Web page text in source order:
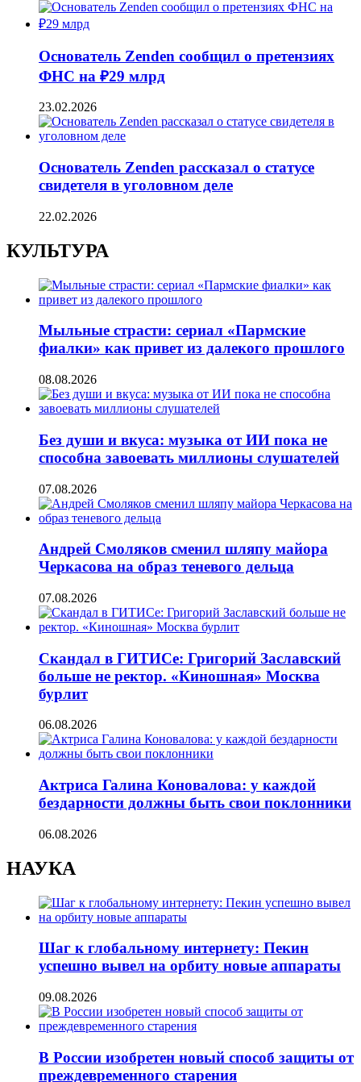
Основатель Zenden сообщил о претензиях
ФНС на ₽29 млрд
23.02.2026
Основатель Zenden рассказал о статусе
свидетеля в уголовном деле
22.02.2026
КУЛЬТУРА
Мыльные страсти: сериал «Пармские
фиалки» как привет из далекого прошлого
08.08.2026
Без души и вкуса: музыка от ИИ пока не
способна завоевать миллионы слушателей
07.08.2026
Андрей Смоляков сменил шляпу майора
Черкасова на образ теневого дельца
07.08.2026
Скандал в ГИТИСе: Григорий Заславский
больше не ректор. «Киношная» Москва
бурлит
06.08.2026
Актриса Галина Коновалова: у каждой
бездарности должны быть свои поклонники
06.08.2026
НАУКА
Шаг к глобальному интернету: Пекин
успешно вывел на орбиту новые аппараты
09.08.2026
В России изобретен новый способ защиты от
преждевременного старения